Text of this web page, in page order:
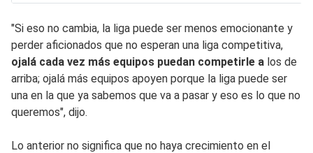
"Si eso no cambia, la liga puede ser menos emocionante y
perder aficionados que no esperan una liga competitiva,
ojalá cada vez más equipos puedan competirle a los de
arriba; ojalá más equipos apoyen porque la liga puede ser
una en la que ya sabemos que va a pasar y eso es lo que no
queremos", dijo.
Lo anterior no significa que no haya crecimiento en el